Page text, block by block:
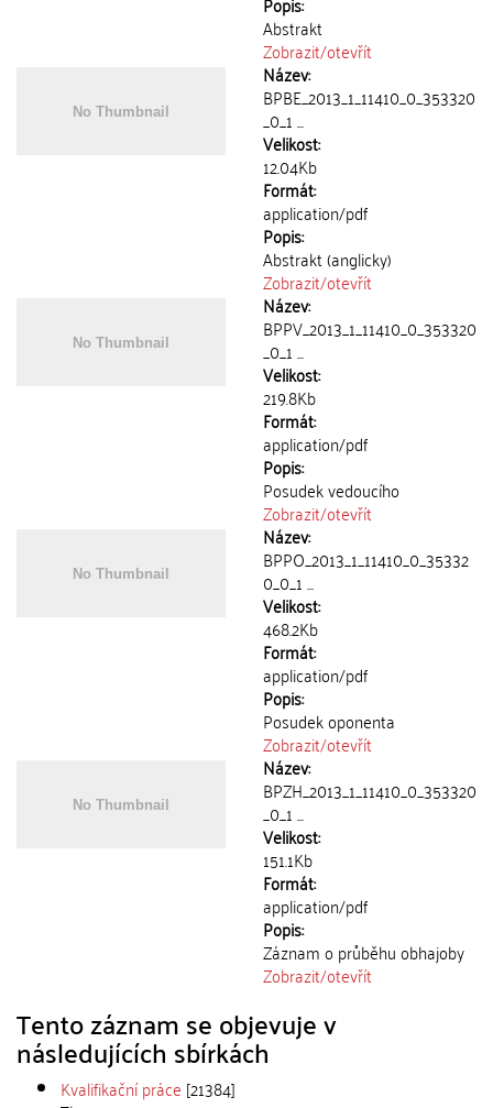
Abstrakt
Zobrazit/otevřít
Název:
BPBE_2013_1_11410_0_353320
_0_1 ...
Velikost:
12.04Kb
Formát:
application/pdf
Popis:
Abstrakt (anglicky)
Zobrazit/otevřít
Název:
BPPV_2013_1_11410_0_353320
_0_1 ...
Velikost:
219.8Kb
Formát:
application/pdf
Popis:
Posudek vedoucího
Zobrazit/otevřít
Název:
BPPO_2013_1_11410_0_35332
0_0_1 ...
Velikost:
468.2Kb
Formát:
application/pdf
Popis:
Posudek oponenta
Zobrazit/otevřít
Název:
BPZH_2013_1_11410_0_353320
_0_1 ...
Velikost:
151.1Kb
Formát:
application/pdf
Popis:
Záznam o průběhu obhajoby
Zobrazit/otevřít
Tento záznam se objevuje v
následujících sbírkách
Kvalifikační práce [21384]